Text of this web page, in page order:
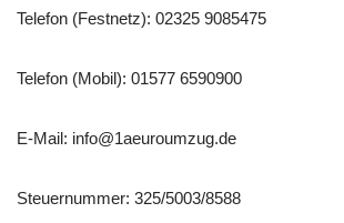
Telefon (Festnetz): 02325 9085475
Telefon (Mobil): 01577 6590900
E-Mail: info@1aeuroumzug.de
Steuernummer: 325/5003/8588